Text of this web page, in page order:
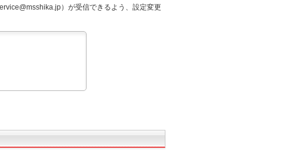
）が受信できるよう、設定変更